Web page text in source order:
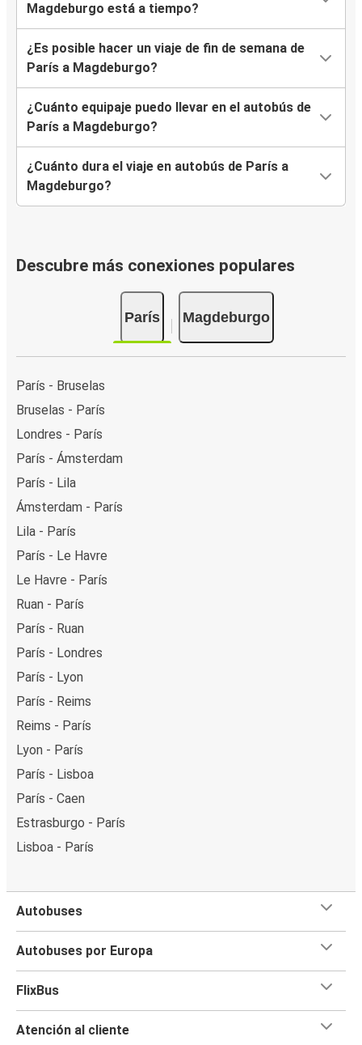
Magdeburgo está a tiempo?
¿Es posible hacer un viaje de fin de semana de
París a Magdeburgo?
¿Cuánto equipaje puedo llevar en el autobús de
París a Magdeburgo?
¿Cuánto dura el viaje en autobús de París a
Magdeburgo?
Descubre más conexiones populares
París Magdeburgo
París - Bruselas
Bruselas - París
Londres - París
París - Ámsterdam
París - Lila
Ámsterdam - París
Lila - París
París - Le Havre
Le Havre - París
Ruan - París
París - Ruan
París - Londres
París - Lyon
París - Reims
Reims - París
Lyon - París
París - Lisboa
París - Caen
Estrasburgo - París
Lisboa - París
Autobuses
Autobuses por Europa
FlixBus
Atención al cliente